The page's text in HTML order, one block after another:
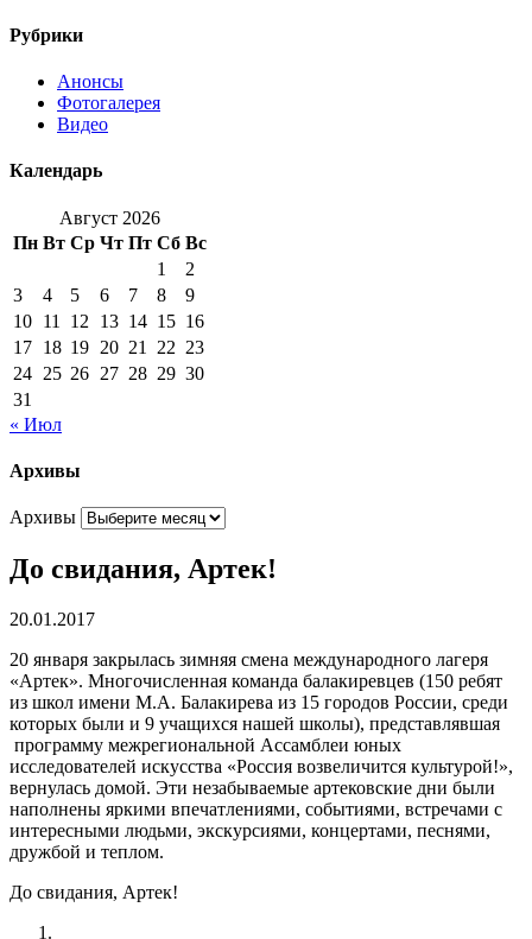
Рубрики
Анонсы
Фотогалерея
Видео
Календарь
Август 2026
Пн Вт Ср Чт Пт Сб Вс
1
2
3
4 5 6 7 8
9
10 11 12 13 14 15 16
17 18 19 20 21 22 23
24 25 26 27 28 29 30
31
« Июл
Архивы
Архивы
До свидания, Артек!
20.01.2017
20 января закрылась зимняя смена международного лагеря
«Артек». Многочисленная команда балакиревцев (150 ребят
из школ имени М.А. Балакирева из 15 городов России, среди
которых были и 9 учащихся нашей школы), представлявшая
программу межрегиональной Ассамблеи юных
исследователей искусства «Россия возвеличится культурой!»,
вернулась домой. Эти незабываемые артековские дни были
наполнены яркими впечатлениями, событиями, встречами с
интересными людьми, экскурсиями, концертами, песнями,
дружбой и теплом.
До свидания, Артек!